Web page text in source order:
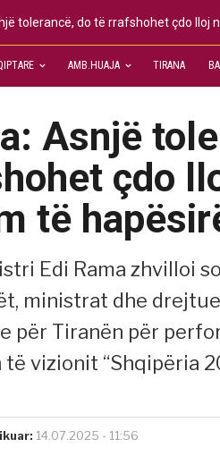
tolerancë, do të rrafshohet çdo lloj
AMB.HUAJA TIRANA
Asnjë
çdo
të
Edi Rama zhvilloi
ministrat dhe
për Tiranën për
vizionit “Shqipëria
14.07.2025 - 11:56